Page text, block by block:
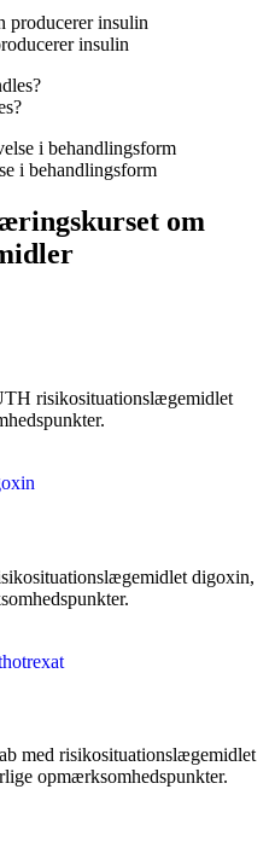
insulin
i behandlingsform
om
risikosituationslægemidlet
digoxin,
med risikosituationslægemidlet
opmærksomhedspunkter.